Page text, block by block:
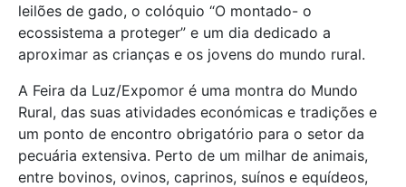
leilões de gado, o colóquio “O montado- o
ecossistema a proteger” e um dia dedicado a
aproximar as crianças e os jovens do mundo rural.
A Feira da Luz/Expomor é uma montra do Mundo
Rural, das suas atividades económicas e tradições e
um ponto de encontro obrigatório para o setor da
pecuária extensiva. Perto de um milhar de animais,
entre bovinos, ovinos, caprinos, suínos e equídeos,